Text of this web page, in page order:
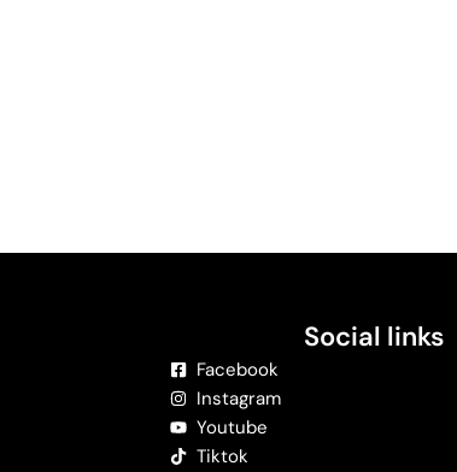
Social links
Facebook
Instagram
Youtube
Tiktok